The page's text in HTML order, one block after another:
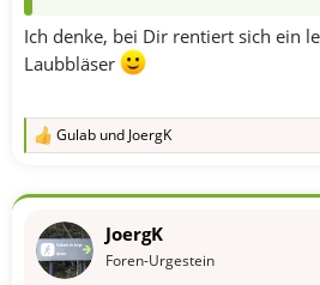
Ich denke, bei Dir rentiert sich ein
Laubbläser
R
k
o
Gulab und JoergK
JoergK
Foren-Urgestein